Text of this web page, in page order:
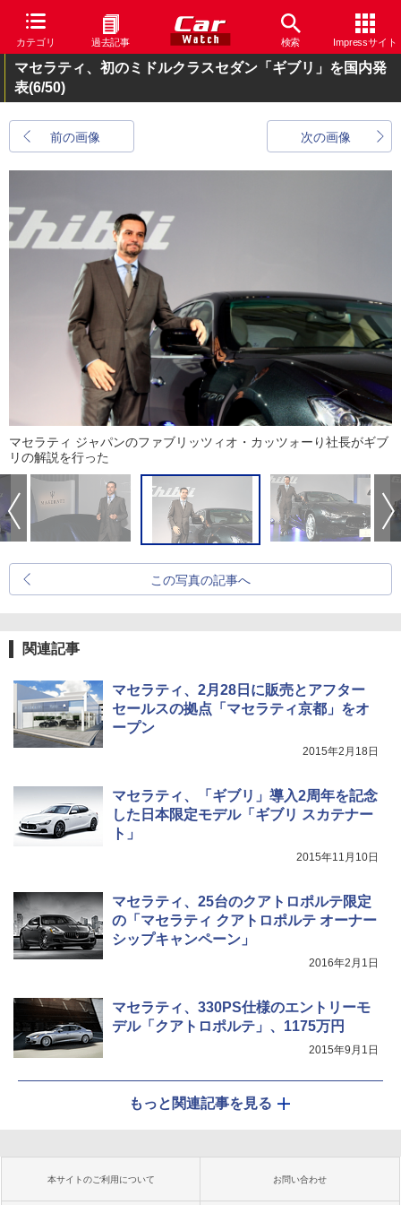
カテゴリ 過去記事 検索 Impressサイト
マセラティ、初のミドルクラスセダン「ギブリ」を国内発
表(6/50)
前の画像 次の画像
マセラティ ジャパンのファブリッツィオ・カッツォーり社長がギブ
リの解説を行った
この写真の記事へ
関連記事
マセラティ、2月28日に販売とアフター
セールスの拠点「マセラティ京都」をオ
ープン
2015年2月18日
マセラティ、「ギブリ」導入2周年を記念
した日本限定モデル「ギブリ スカテナー
ト」
2015年11月10日
マセラティ、25台のクアトロポルテ限定
の「マセラティ クアトロポルテ オーナー
シップキャンペーン」
2016年2月1日
マセラティ、330PS仕様のエントリーモ
デル「クアトロポルテ」、1175万円
2015年9月1日
もっと関連記事を見る
本サイトのご利用について お問い合わせ